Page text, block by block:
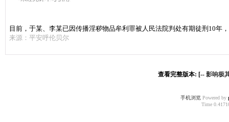
目前，于某、李某已因传播淫秽物品牟利罪被人民法院判处有期徒刑10年
来源：平安呼伦贝尔
查看完整版本: [-- 影响极
手机浏览Powered by
Time